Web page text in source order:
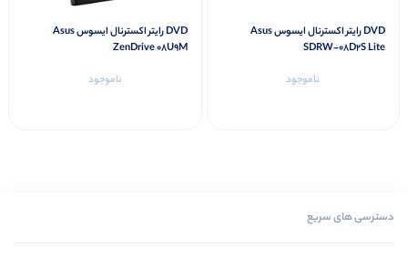
DVD رایتر اکسترنال ایسوس Asus
SDRW-08D2S Lite
ناموجود
DVD رایتر اکسترنال ایسوس Asus
ZenDrive 08U9M
ناموجود
دسترسی های سریع